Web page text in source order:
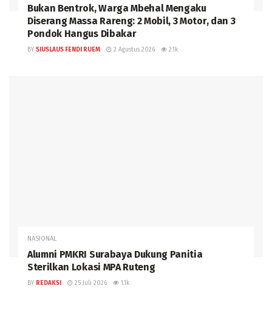
Bukan Bentrok, Warga Mbehal Mengaku
Diserang Massa Rareng: 2 Mobil, 3 Motor, dan 3
Pondok Hangus Dibakar
BY SIUSLAUS FENDI RUEM 2 Agustus 2026 2.1k
NASIONAL
Alumni PMKRI Surabaya Dukung Panitia
Sterilkan Lokasi MPA Ruteng
BY REDAKSI 25 Juli 2026 1.1k